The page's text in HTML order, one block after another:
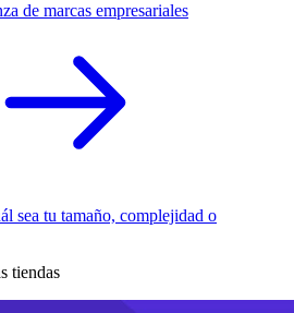
de marcas empresariales
sea tu tamaño, complejidad o
tiendas